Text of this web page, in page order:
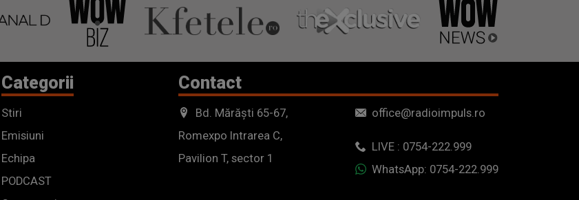
Categorii
Stiri
Emisiuni
Echipa
PODCAST
Contact
Bd. Mărăști 65-67,
Romexpo Intrarea C,
Pavilion T, sector 1
office@radioimpuls.ro
LIVE : 0754-222.999
WhatsApp: 0754-222.999